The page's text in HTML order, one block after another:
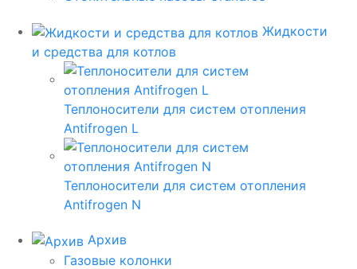
Жидкости
и средства для котлов
Теплоносители для систем отопления
Antifrogen L
Теплоносители для систем отопления
Antifrogen N
Архив
Газовые колонки